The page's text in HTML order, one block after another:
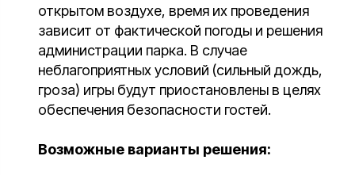
открытом воздухе, время их проведения
зависит от фактической погоды и решения
администрации парка. В случае
неблагоприятных условий (сильный дождь,
гроза) игры будут приостановлены в целях
обеспечения безопасности гостей.
Возможные варианты решения: